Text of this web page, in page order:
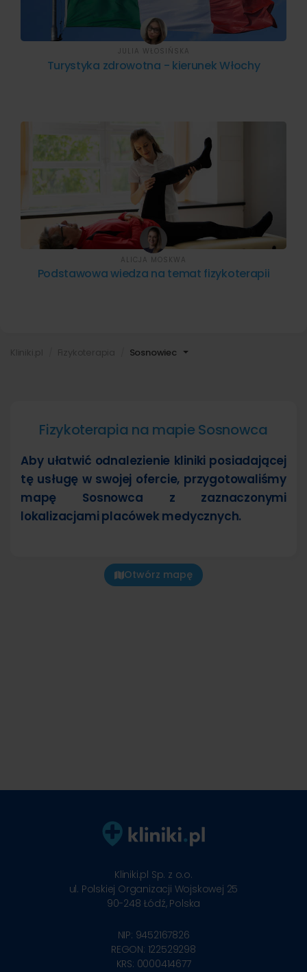
Sosnowiec
Turystyka zdrowotna - kierunek Włochy
JULIA WŁOSIŃSKA
Podstawowa wiedza na temat fizykoterapii
ALICJA MOSKWA
Fizykoterapia na mapie Sosnowca
Aby ułatwić odnalezienie kliniki posiadającej
tę usługę w swojej ofercie, przygotowaliśmy
mapę Sosnowca z zaznaczonymi
lokalizacjami placówek medycznych.
Otwórz mapę
Kliniki.pl Sp. z o.o.
ul. Polskiej Organizacji Wojskowej 25
90-248 Łódź, Polska
NIP: 9452167826
REGON: 122529298
KRS: 0000414677